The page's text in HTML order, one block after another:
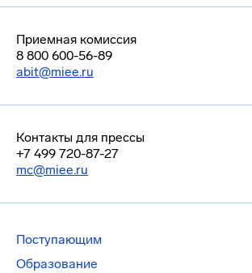
Приемная комиссия
8 800 600-56-89
abit@miee.ru
Контакты для прессы
+7 499 720-87-27
mc@miee.ru
Поступающим
Образование